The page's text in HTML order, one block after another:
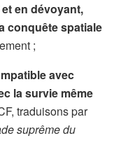
en dévoyant,
conquête spatiale
;
avec
la survie même
traduisons par
suprême du